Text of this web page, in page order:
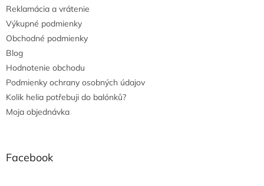
Reklamácia a vrátenie
Výkupné podmienky
Obchodné podmienky
Blog
Hodnotenie obchodu
Podmienky ochrany osobných údajov
Kolik helia potřebuji do balónků?
Moja objednávka
Facebook